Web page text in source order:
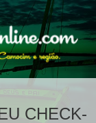
CHECK-